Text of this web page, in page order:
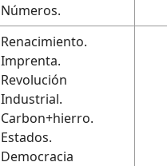
Números.
Renacimiento.
Imprenta.
Revolución
Industrial.
Carbon+hierro.
Estados.
Democracia